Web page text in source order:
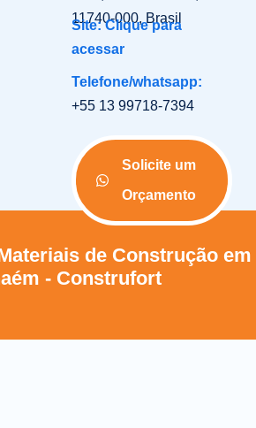
11740-000, Brasil
Site: Clique para
acessar
Telefone/whatsapp:
+55 13 99718-7394
Solicite um
Orçamento
de Construção em
- Construfort